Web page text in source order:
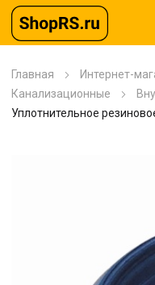
Главная
Интернет-
Канализационные
Уплотнительное